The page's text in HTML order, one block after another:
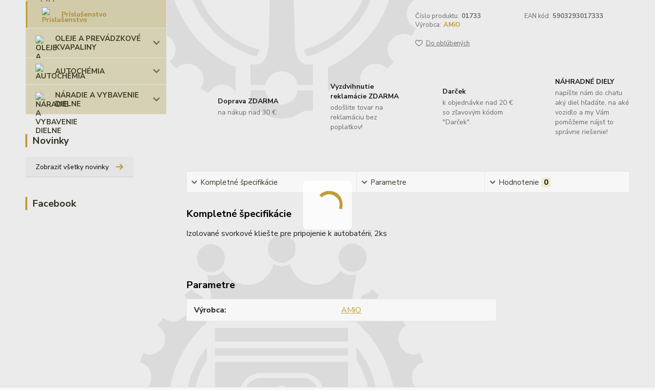
Príslušenstvo
OLEJE A PREVÁDZKOVÉ
KVAPALINY
AUTOCHÉMIA
NÁRADIE A VYBAVENIE
DIELNE
Novinky
Zobraziť všetky novinky
Facebook
Číslo produktu: 01733 EAN kód: 5903293017333
Výrobca: AMiO
Do obľúbených
Doprava ZDARMA
na nákup nad 30 €
Vyzdvihnutie
reklamácie ZDARMA
odošlite tovar na
reklamáciu bez
poplatkov!
Darček
k objednávke nad 20 €
so zľavovým kódom
"Darček".
NÁHRADNÉ DIELY
napíšte nám do chatu
aký diel hľadáte, na aké
vozidlo a my Vám
pomôžeme nájsť to
správne riešenie!
Kompletné špecifikácie Parametre Hodnotenie 0
Kompletné špecifikácie
Izolované svorkové kliešte pre pripojenie k autobatérii, 2ks
Parametre
Výrobca AMiO